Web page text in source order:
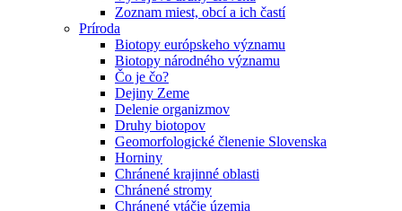
Zoznam miest, obcí a ich častí
Príroda
Biotopy európskeho významu
Biotopy národného významu
Čo je čo?
Dejiny Zeme
Delenie organizmov
Druhy biotopov
Geomorfologické členenie Slovenska
Horniny
Chránené krajinné oblasti
Chránené stromy
Chránené vtáčie územia